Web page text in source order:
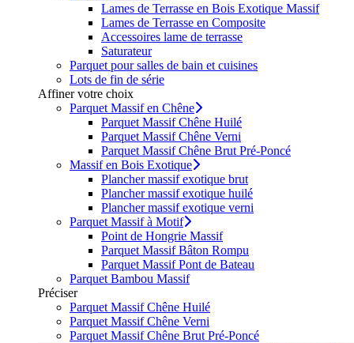
Lames de Terrasse en Bois Exotique Massif
Lames de Terrasse en Composite
Accessoires lame de terrasse
Saturateur
Parquet pour salles de bain et cuisines
Lots de fin de série
Affiner votre choix
Parquet Massif en Chêne
Parquet Massif Chêne Huilé
Parquet Massif Chêne Verni
Parquet Massif Chêne Brut Pré-Poncé
Massif en Bois Exotique
Plancher massif exotique brut
Plancher massif exotique huilé
Plancher massif exotique verni
Parquet Massif à Motif
Point de Hongrie Massif
Parquet Massif Bâton Rompu
Parquet Massif Pont de Bateau
Parquet Bambou Massif
Préciser
Parquet Massif Chêne Huilé
Parquet Massif Chêne Verni
Parquet Massif Chêne Brut Pré-Poncé